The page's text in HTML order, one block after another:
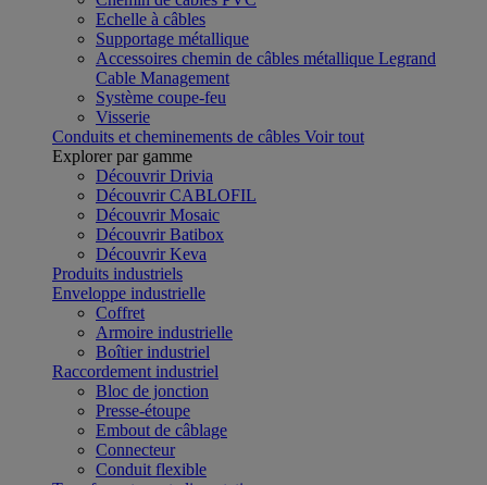
Echelle à câbles
Supportage métallique
Accessoires chemin de câbles métallique Legrand
Cable Management
Système coupe-feu
Visserie
Conduits et cheminements de câbles Voir tout
Explorer par gamme
Découvrir Drivia
Découvrir CABLOFIL
Découvrir Mosaic
Découvrir Batibox
Découvrir Keva
Produits industriels
Enveloppe industrielle
Coffret
Armoire industrielle
Boîtier industriel
Raccordement industriel
Bloc de jonction
Presse-étoupe
Embout de câblage
Connecteur
Conduit flexible